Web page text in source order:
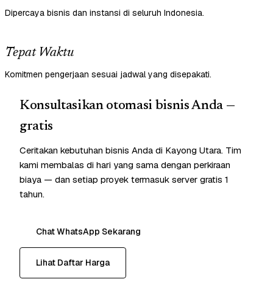
Dipercaya bisnis dan instansi di seluruh Indonesia.
Tepat Waktu
Komitmen pengerjaan sesuai jadwal yang disepakati.
Konsultasikan otomasi bisnis Anda —
gratis
Ceritakan kebutuhan bisnis Anda di Kayong Utara. Tim
kami membalas di hari yang sama dengan perkiraan
biaya — dan setiap proyek termasuk server gratis 1
tahun.
Chat WhatsApp Sekarang
Lihat Daftar Harga